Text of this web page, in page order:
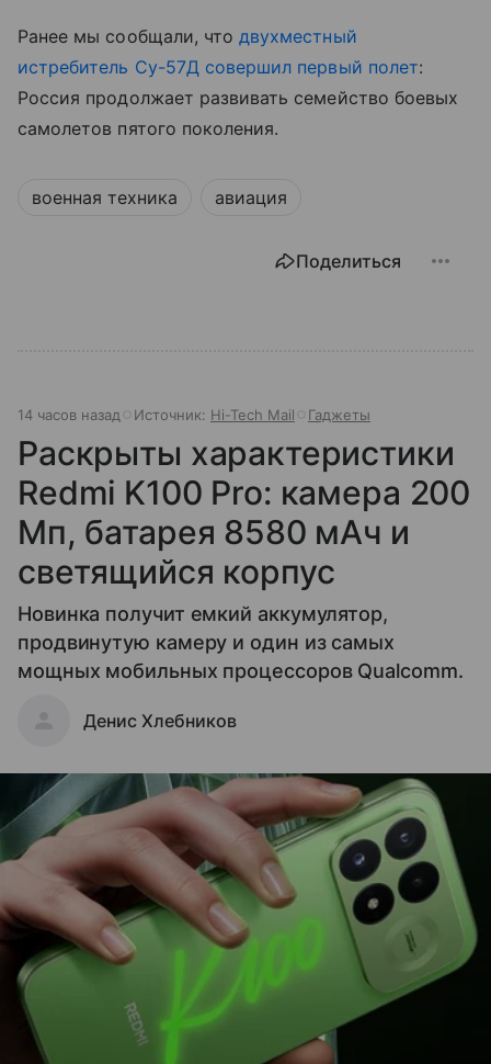
Ранее мы сообщали, чтодвухместный
истребитель Су-57Д совершил первый полет:
Россия продолжает развивать семейство боевых
самолетов пятого поколения.
военная техника авиация
Поделиться
14 часов назад Источник: Hi-Tech Mail Гаджеты
Раскрыты характеристики
Redmi K100 Pro: камера 200
Мп, батарея 8580 мАч и
светящийся корпус
Новинка получит емкий аккумулятор,
продвинутую камеру и один из самых
мощных мобильных процессоров Qualcomm.
Денис Хлебников